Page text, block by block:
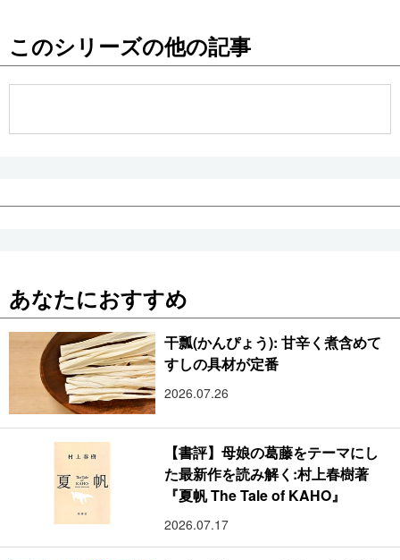
公式SNS
このシリーズの他の記事
あなたにおすすめ
干瓢(かんぴょう): 甘辛く煮含めて
すしの具材が定番
2026.07.26
【書評】母娘の葛藤をテーマにし
た最新作を読み解く:村上春樹著
『夏帆 The Tale of KAHO』
2026.07.17